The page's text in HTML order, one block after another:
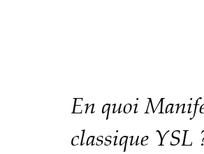
En quoi
classique YSL